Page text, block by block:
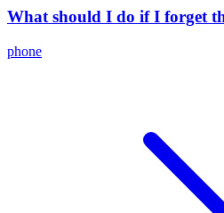
What should I do if I forget
phone